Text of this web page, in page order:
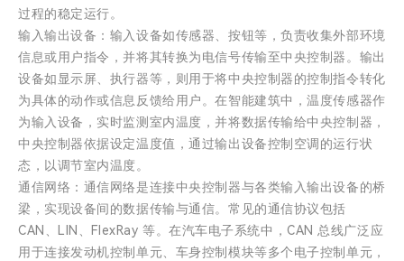
过程的稳定运行。
输入输出设备：输入设备如传感器、按钮等，负责收集外部环境
信息或用户指令，并将其转换为电信号传输至中央控制器。输出
设备如显示屏、执行器等，则用于将中央控制器的控制指令转化
为具体的动作或信息反馈给用户。在智能建筑中，温度传感器作
为输入设备，实时监测室内温度，并将数据传输给中央控制器，
中央控制器依据设定温度值，通过输出设备控制空调的运行状
态，以调节室内温度。
通信网络：通信网络是连接中央控制器与各类输入输出设备的桥
梁，实现设备间的数据传输与通信。常见的通信协议包括
CAN、LIN、FlexRay 等。在汽车电子系统中，CAN 总线广泛应
用于连接发动机控制单元、车身控制模块等多个电子控制单元，